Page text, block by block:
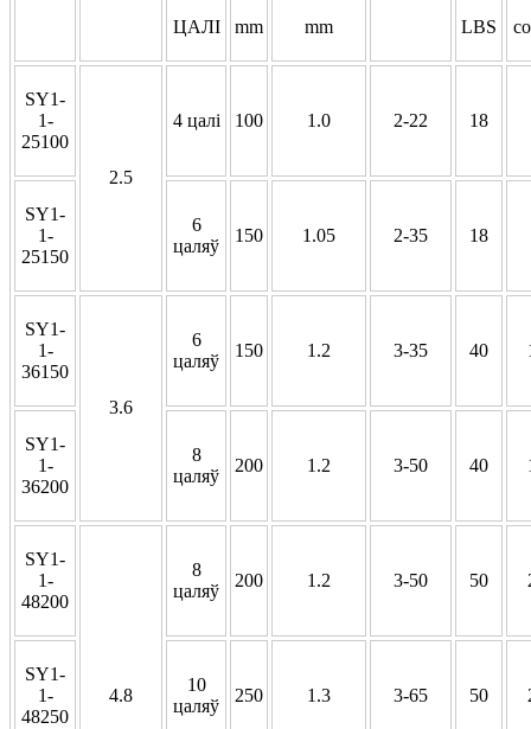
ЦАЛІ
mm mm LBS
SY1-
1-
25100
2.5
4 цалі 100 1.0 2-22 18
SY1-
1-
25150
6
цаляў
150 1.05 2-35 18
SY1-
1-
36150
3.6
6
цаляў
150 1.2 3-35 40
SY1-
1-
36200
8
цаляў
200 1.2 3-50 40
SY1-
1-
48200
4.8
8
цаляў
200 1.2 3-50 50
SY1-
1-
48250
10
цаляў
250 1.3 3-65 50